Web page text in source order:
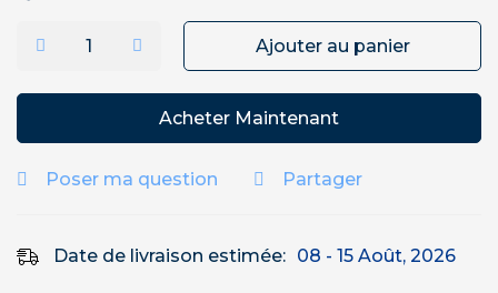
Ajouter au panier
Acheter Maintenant
Poser ma question Partager
Date de livraison estimée: 08 - 15 Août, 2026